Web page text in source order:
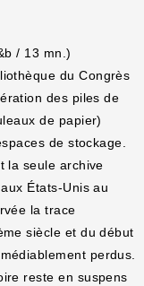
/ 13 mn.)
du Congrès
des piles de
de papier)
de stockage.
la seule archive
États-Unis au
la trace
siècle et du début
perdus.
reste en suspens